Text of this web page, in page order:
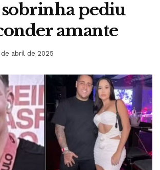
pediu
amante
abril de 2025